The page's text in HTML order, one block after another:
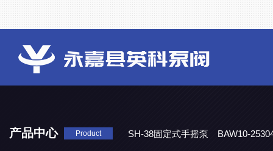
产品中心 Product SH-38固定式手摇泵
BAW10-